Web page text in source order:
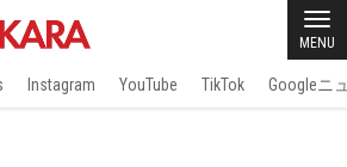
MENU
Instagram YouTube TikTok Googleニ